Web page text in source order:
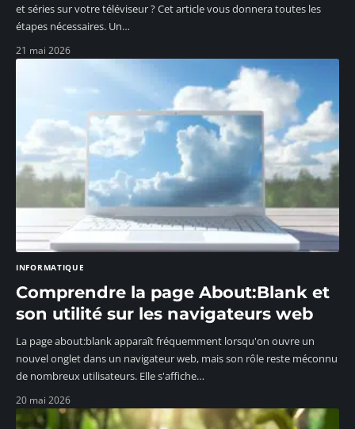
et séries sur votre téléviseur ? Cet article vous donnera toutes les
étapes nécessaires. Un…
21 mai 2026
INFORMATIQUE
Comprendre la page About:Blank et
son utilité sur les navigateurs web
La page about:blank apparaît fréquemment lorsqu'on ouvre un
nouvel onglet dans un navigateur web, mais son rôle reste méconnu
de nombreux utilisateurs. Elle s'affiche…
20 mai 2026